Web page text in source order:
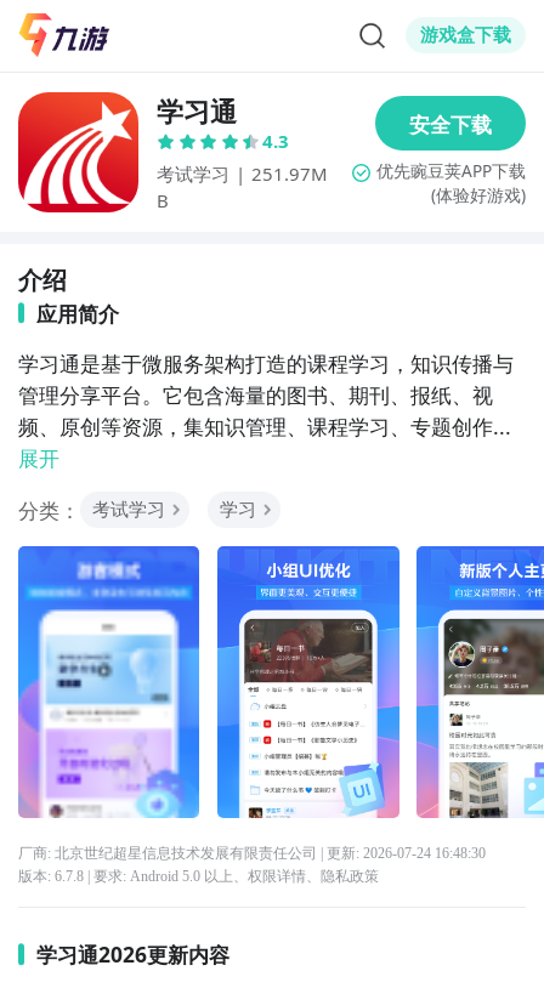
游戏盒下载
学习通
4.3
考试学习 | 251.97M
B
(体验好游戏)
介绍
应用简介
学习通是基于微服务架构打造的课程学习，知识传播与
管理分享平台。它包含海量的图书、期刊、报纸、视
频、原创等资源，集知识管理、课程学习、专题创作...
展开
分类：
考试学习 学习
厂商: 北京世纪超星信息技术发展有限责任公司 | 更新: 2026-07-24 16:48:30
版本: 6.7.8| 要求: Android 5.0 以上、 权限详情、 隐私政策
学习通2026更新内容